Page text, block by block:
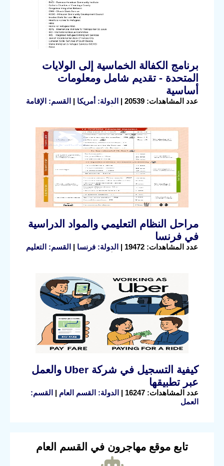
برنامج الكفالة الخماسية إلى الولايات
المتحدة - تقديم شامل ومعلومات
أساسية
عدد المشاهدات: 20539 | الدولة: أمريكا | القسم: الإقامة
مراحل النظام التعليمي والمواد الدراسية
في فرنسا
عدد المشاهدات: 19472 | الدولة: فرنسا | القسم: التعليم
كيفية التسجيل في شركة Uber والعمل
عبر تطبيقها
عدد المشاهدات: 16247 | الدولة: القسم العام | القسم:
العمل
تابع موقع مهاجرون في القسم العام